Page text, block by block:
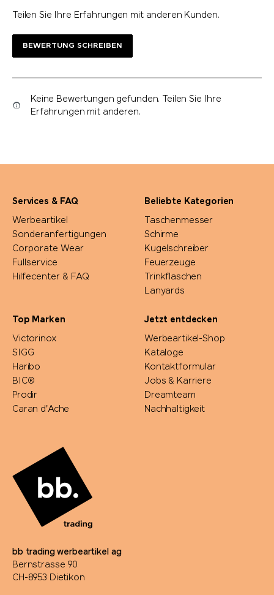
Teilen Sie Ihre Erfahrungen mit anderen Kunden.
BEWERTUNG SCHREIBEN
Keine Bewertungen gefunden. Teilen Sie Ihre
Erfahrungen mit anderen.
Services & FAQ
Werbeartikel
Sonderanfertigungen
Corporate Wear
Fullservice
Hilfecenter & FAQ
Beliebte Kategorien
Taschenmesser
Schirme
Kugelschreiber
Feuerzeuge
Trinkflaschen
Lanyards
Top Marken
Victorinox
SIGG
Haribo
BIC®
Prodir
Caran d'Ache
Jetzt entdecken
Werbeartikel-Shop
Kataloge
Kontaktformular
Jobs & Karriere
Dreamteam
Nachhaltigkeit
bb trading werbeartikel ag
Bernstrasse 90
CH-8953 Dietikon